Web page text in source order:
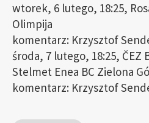
wtorek, 6 lutego, 18:25,
Olimpija
komentarz: Krzysztof
środa, 7 lutego, 18:25,
Stelmet Enea BC Zielona
komentarz: Krzysztof